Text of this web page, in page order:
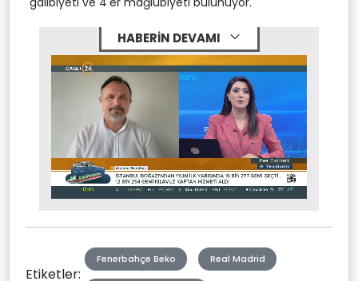
HABERİN DEVAMI
Mute Stream
Etiketler:
Fenerbahçe Beko Real Madrid